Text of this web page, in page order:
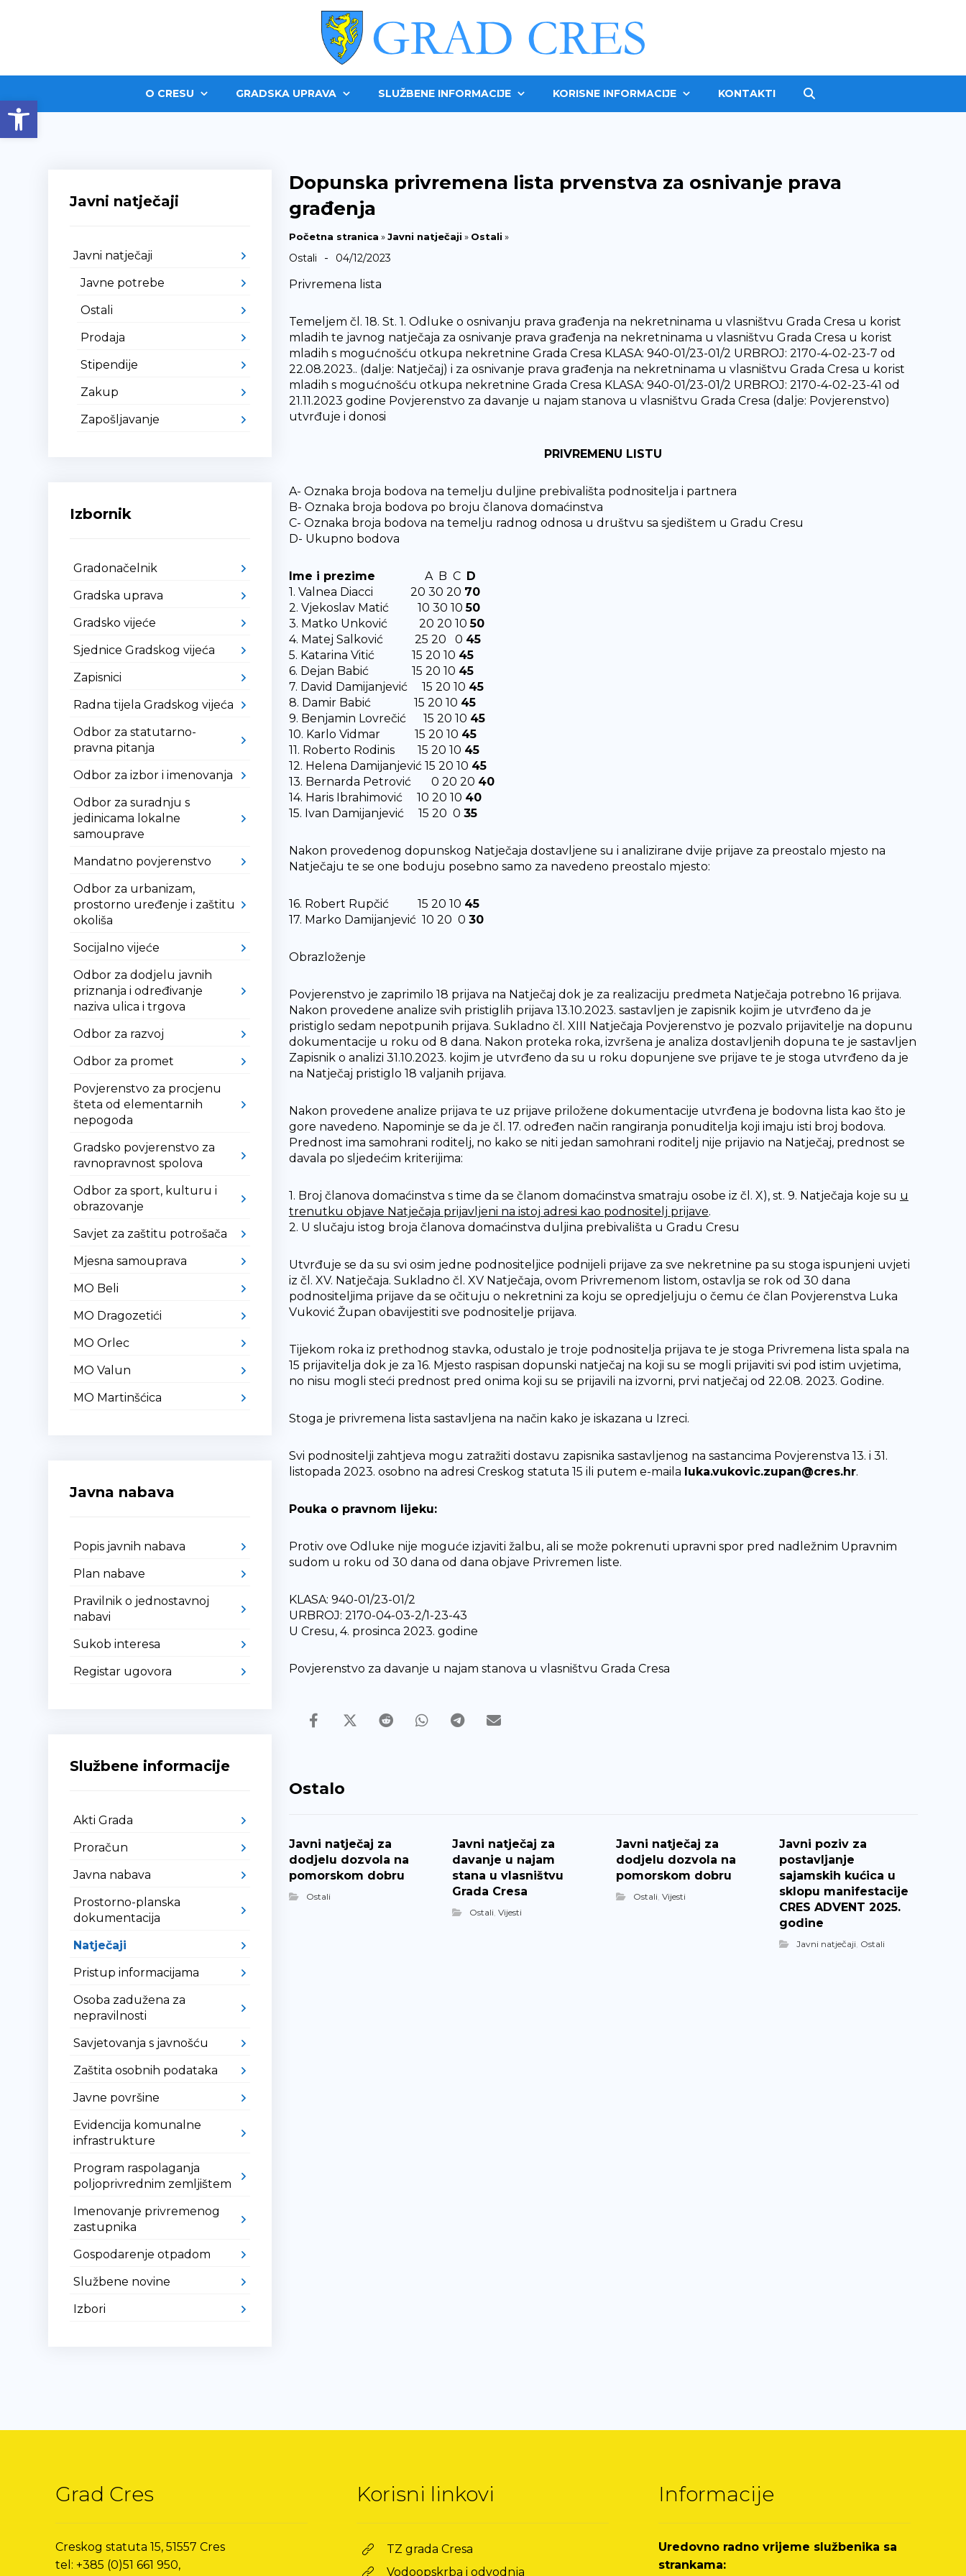
Open toolbarO CRESU GRADSKA UPRAVA SLUŽBENE INFORMACIJE KORISNE INFORMACIJE KONTAKTI
Dopunska privremena lista prvenstva za osnivanje prava
građenja
Početna stranica »Javni natječaji » Ostali »
Ostali - 04/12/2023
Privremena lista
Temeljem čl. 18. St. 1. Odluke o osnivanju prava građenja na nekretninama u vlasništvu Grada Cresa u korist
mladih te javnog natječaja za osnivanje prava građenja na nekretninama u vlasništvu Grada Cresa u korist
mladih s mogućnošću otkupa nekretnine Grada Cresa KLASA: 940-01/23-01/2 URBROJ: 2170-4-02-23-7 od
22.08.2023.. (dalje: Natječaj) i za osnivanje prava građenja na nekretninama u vlasništvu Grada Cresa u korist
mladih s mogućnošću otkupa nekretnine Grada Cresa KLASA: 940-01/23-01/2 URBROJ: 2170-4-02-23-41 od
21.11.2023 godine Povjerenstvo za davanje u najam stanova u vlasništvu Grada Cresa (dalje: Povjerenstvo)
utvrđuje i donosi
PRIVREMENU LISTU
A- Oznaka broja bodova na temelju duljine prebivališta podnositelja i partnera
B- Oznaka broja bodova po broju članova domaćinstva
C- Oznaka broja bodova na temelju radnog odnosa u društvu sa sjedištem u Gradu Cresu
D- Ukupno bodova
Ime i prezime A B C D
1. Valnea Diacci 20 30 20 70
2. Vjekoslav Matić 10 30 1050
3. Matko Unković 20 20 1050
4. Matej Salković 25 20 0 45
5. Katarina Vitić 15 20 10 45
6. Dejan Babić 15 20 10 45
7. David Damijanjević 15 20 10 45
8. Damir Babić 15 20 10 45
9. Benjamin Lovrečić 15 20 10 45
10. Karlo Vidmar 15 20 10 45
11. Roberto Rodinis 15 20 10 45
12. Helena Damijanjević 15 20 10 45
13. Bernarda Petrović 0 20 20 40
14. Haris Ibrahimović 10 20 10 40
15. Ivan Damijanjević 15 20 0 35
Nakon provedenog dopunskog Natječaja dostavljene su i analizirane dvije prijave za preostalo mjesto na
Natječaju te se one boduju posebno samo za navedeno preostalo mjesto:
16. Robert Rupčić 15 20 10 45
17. Marko Damijanjević 10 20 0 30
Obrazloženje
Povjerenstvo je zaprimilo 18 prijava na Natječaj dok je za realizaciju predmeta Natječaja potrebno 16 prijava.
Nakon provedene analize svih pristiglih prijava 13.10.2023. sastavljen je zapisnik kojim je utvrđeno da je
pristiglo sedam nepotpunih prijava. Sukladno čl. XIII Natječaja Povjerenstvo je pozvalo prijavitelje na dopunu
dokumentacije u roku od 8 dana. Nakon proteka roka, izvršena je analiza dostavljenih dopuna te je sastavljen
Zapisnik o analizi 31.10.2023. kojim je utvrđeno da su u roku dopunjene sve prijave te je stoga utvrđeno da je
na Natječaj pristiglo 18 valjanih prijava.
Nakon provedene analize prijava te uz prijave priložene dokumentacije utvrđena je bodovna lista kao što je
gore navedeno. Napominje se da je čl. 17. određen način rangiranja ponuditelja koji imaju isti broj bodova.
Prednost ima samohrani roditelj, no kako se niti jedan samohrani roditelj nije prijavio na Natječaj, prednost se
davala po sljedećim kriterijima:
1. Broj članova domaćinstva s time da se članom domaćinstva smatraju osobe iz čl. X), st. 9. Natječaja koje su u
trenutku objave Natječaja prijavljeni na istoj adresi kao podnositelj prijave.
2. U slučaju istog broja članova domaćinstva duljina prebivališta u Gradu Cresu
Utvrđuje se da su svi osim jedne podnositeljice podnijeli prijave za sve nekretnine pa su stoga ispunjeni uvjeti
iz čl. XV. Natječaja. Sukladno čl. XV Natječaja, ovom Privremenom listom, ostavlja se rok od 30 dana
podnositeljima prijave da se očituju o nekretnini za koju se opredjeljuju o čemu će član Povjerenstva Luka
Vuković Župan obavijestiti sve podnositelje prijava.
Tijekom roka iz prethodnog stavka, odustalo je troje podnositelja prijava te je stoga Privremena lista spala na
15 prijavitelja dok je za 16. Mjesto raspisan dopunski natječaj na koji su se mogli prijaviti svi pod istim uvjetima,
no nisu mogli steći prednost pred onima koji su se prijavili na izvorni, prvi natječaj od 22.08. 2023. Godine.
Stoga je privremena lista sastavljena na način kako je iskazana u Izreci.
Svi podnositelji zahtjeva mogu zatražiti dostavu zapisnika sastavljenog na sastancima Povjerenstva 13. i 31.
listopada 2023. osobno na adresi Creskog statuta 15 ili putem e-maila luka.vukovic.zupan@cres.hr.
Pouka o pravnom lijeku:
Protiv ove Odluke nije moguće izjaviti žalbu, ali se može pokrenuti upravni spor pred nadležnim Upravnim
sudom u roku od 30 dana od dana objave Privremen liste.
KLASA: 940-01/23-01/2
URBROJ: 2170-04-03-2/1-23-43
U Cresu, 4. prosinca 2023. godine
Povjerenstvo za davanje u najam stanova u vlasništvu Grada Cresa
Ostalo
Javni natječaj za
dodjelu dozvola na
pomorskom dobru
Ostali
Javni natječaj za
davanje u najam
stana u vlasništvu
Grada Cresa
Ostali,Vijesti
Javni natječaj za
dodjelu dozvola na
pomorskom dobru
Ostali, Vijesti
Javni poziv za
postavljanje
sajamskih kućica u
sklopu manifestacije
CRES ADVENT 2025.
godine
Javni natječaji, Ostali
Javni natječaji
Javni natječaji
Javne potrebe
Ostali
Prodaja
Stipendije
Zakup
Zapošljavanje
Izbornik
Gradonačelnik
Gradska uprava
Gradsko vijeće
Sjednice Gradskog vijeća
Zapisnici
Radna tijela Gradskog vijeća
Odbor za statutarno-
pravna pitanja
Odbor za izbor i imenovanja
Odbor za suradnju s
jedinicama lokalne
samouprave
Mandatno povjerenstvo
Odbor za urbanizam,
prostorno uređenje i zaštitu
okoliša
Socijalno vijeće
Odbor za dodjelu javnih
priznanja i određivanje
naziva ulica i trgova
Odbor za razvoj
Odbor za promet
Povjerenstvo za procjenu
šteta od elementarnih
nepogoda
Gradsko povjerenstvo za
ravnopravnost spolova
Odbor za sport, kulturu i
obrazovanje
Savjet za zaštitu potrošača
Mjesna samouprava
MO Beli
MO Dragozetići
MO Orlec
MO Valun
MO Martinšćica
Javna nabava
Popis javnih nabava
Plan nabave
Pravilnik o jednostavnoj
nabavi
Sukob interesa
Registar ugovora
Službene informacije
Akti Grada
Proračun
Javna nabava
Prostorno-planska
dokumentacija
Natječaji
Pristup informacijama
Osoba zadužena za
nepravilnosti
Savjetovanja s javnošću
Zaštita osobnih podataka
Javne površine
Evidencija komunalne
infrastrukture
Program raspolaganja
poljoprivrednim zemljištem
Imenovanje privremenog
zastupnika
Gospodarenje otpadom
Službene novine
Izbori
Grad Cres
Creskog statuta 15, 51557 Cres
tel: +385 (0)51 661 950,
Korisni linkovi
TZ grada Cresa
Vodoopskrba i odvodnja
Informacije
Uredovno radno vrijeme službenika sa
strankama: